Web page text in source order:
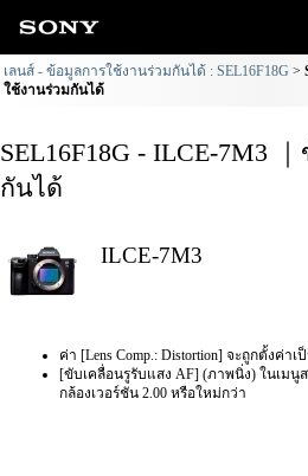
เลนส์ - ข้อมูลการใช้งานร่วมกันได้ : SEL16F18G
ใช้งานร่วมกันได้
SEL16F18G - ILCE-7M3
กันได้
ILCE-7M3
ค่า [Lens Comp.: Distortion] จะถูกตั้งค่าเ
[ขับเคลื่อนรูรับแสง AF] (ภาพนิ่ง) ในเม
กล้องเวอร์ชัน 2.00 หรือใหม่กว่า